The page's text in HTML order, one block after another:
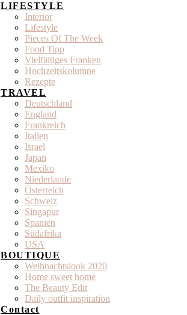
LIFESTYLE
Interior
Lifestyle
Pieces Of The Week
Food Tipp
Vielfältiges Franken
Hochzeitskolumne
Rezepte
TRAVEL
Deutschland
England
Frankreich
Italien
Israel
Japan
Mexiko
Niederlande
Österreich
Schweiz
Singapur
Spanien
Südafrika
USA
BOUTIQUE
Weihnachtslook 2020
Home sweet home
The Beauty Edit
Daily outfit inspiration
Contact